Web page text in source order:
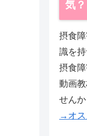
気？
摂食
識を
摂食
動画
せんか
→オス